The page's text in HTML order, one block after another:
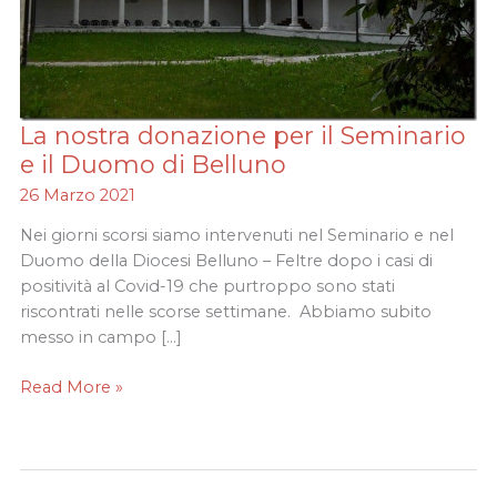
La nostra donazione per il Seminario
e il Duomo di Belluno
26 Marzo 2021
Nei giorni scorsi siamo intervenuti nel Seminario e nel
Duomo della Diocesi Belluno – Feltre dopo i casi di
positività al Covid-19 che purtroppo sono stati
riscontrati nelle scorse settimane. Abbiamo subito
messo in campo […]
La
nostra
il
Seminario
e
il
Duomo
Belluno
Read More »